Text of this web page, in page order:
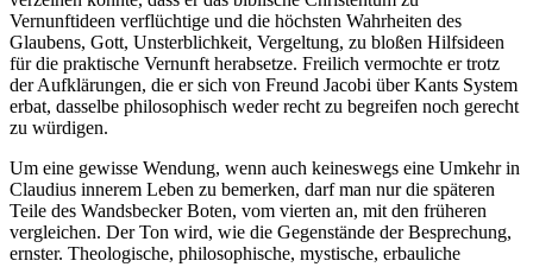
Vernunftideen verflüchtige und die höchsten Wahrheiten des
Glaubens, Gott, Unsterblichkeit, Vergeltung, zu bloßen Hilfsideen
für die praktische Vernunft herabsetze. Freilich vermochte er trotz
der Aufklärungen, die er sich von Freund Jacobi über Kants System
erbat, dasselbe philosophisch weder recht zu begreifen noch gerecht
zu würdigen.
Um eine gewisse Wendung, wenn auch keineswegs eine Umkehr in
Claudius innerem Leben zu bemerken, darf man nur die späteren
Teile des Wandsbecker Boten, vom vierten an, mit den früheren
vergleichen. Der Ton wird, wie die Gegenstände der Besprechung,
ernster. Theologische, philosophische, mystische, erbauliche